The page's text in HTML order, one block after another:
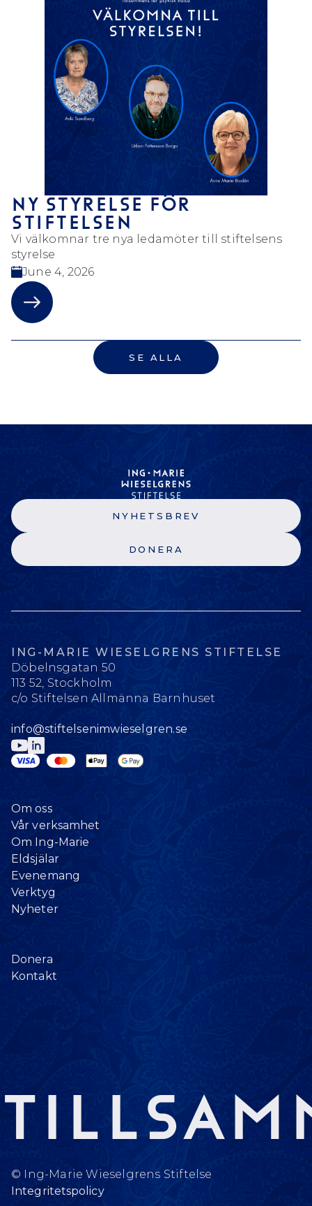
NY STYRELSE FÖR
STIFTELSEN
Vi välkomnar tre nya ledamöter till stiftelsens
styrelse
June 4, 2026
SE ALLA
NYHETSBREV
DONERA
ING-MARIE WIESELGRENS STIFTELSE
Döbelnsgatan 50
113 52, Stockholm
c/o Stiftelsen Allmänna Barnhuset
info@stiftelsenimwieselgren.se
Om oss
Vår verksamhet
Om Ing-Marie
Eldsjälar
Evenemang
Verktyg
Nyheter
Donera
Kontakt
© Ing-Marie Wieselgrens Stiftelse
Integritetspolicy